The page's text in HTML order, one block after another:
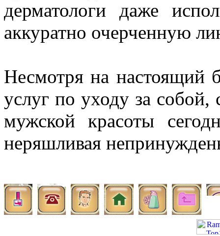
дерматологи даже
аккуратно очерченную
Несмотря на настоящий
услуг по уходу за
мужской красоты
неряшливая